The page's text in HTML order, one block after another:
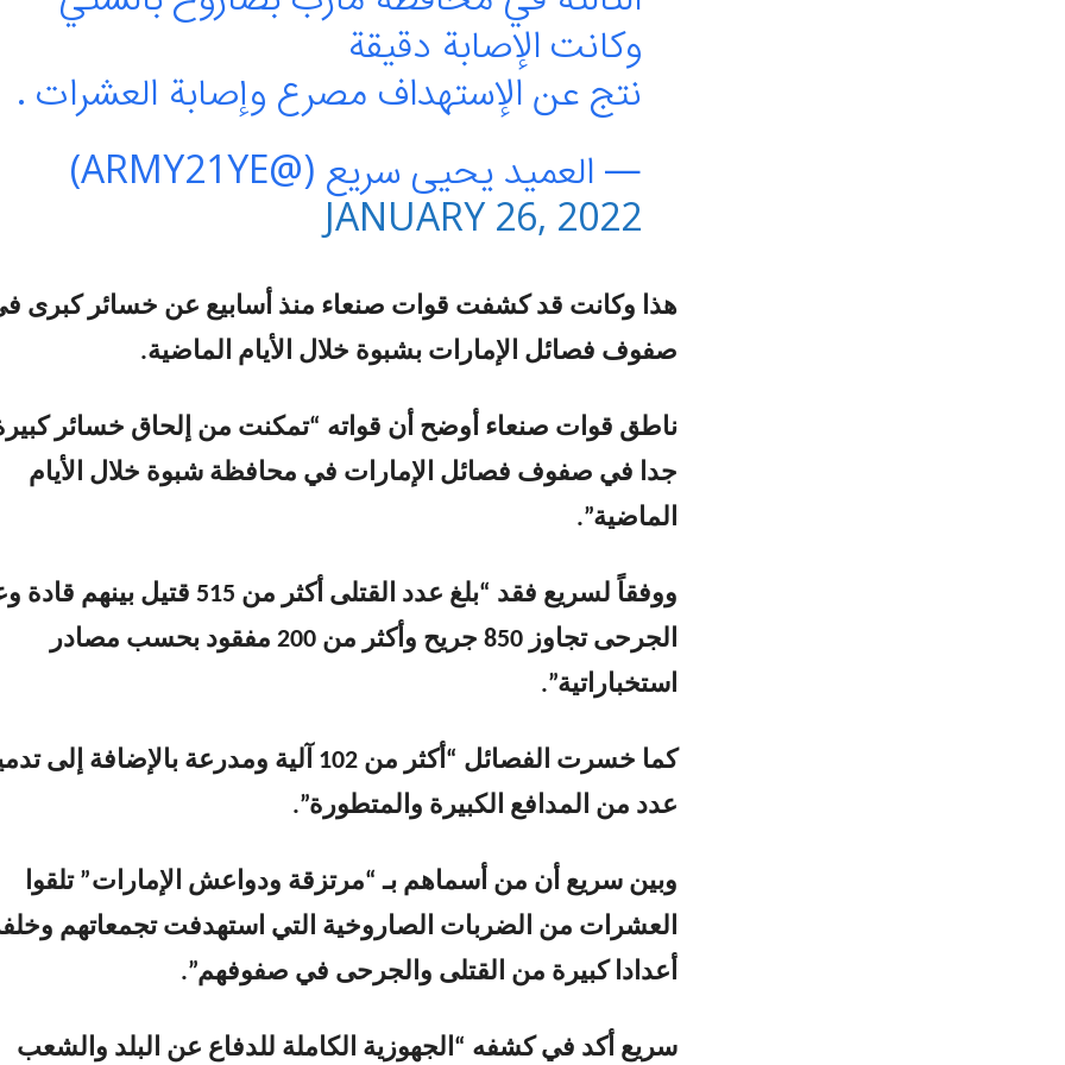
وكانت الإصابة دقيقة
نتج عن الإستهداف مصرع وإصابة العشرات .
— العميد يحيى سريع (@ARMY21YE)
JANUARY 26, 2022
هذا وكانت قد كشفت قوات صنعاء منذ أسابيع عن خسائر كبرى
صفوف فصائل الإمارات بشبوة خلال الأيام الماضية.
ناطق قوات صنعاء أوضح أن قواته “تمكنت من إلحاق خسائر
جدا في صفوف فصائل الإمارات في محافظة شبوة خلال الأيام
الماضية”.
ووفقاً لسريع فقد “بلغ عدد القتلى أكثر من 515 قتيل
الجرحى تجاوز 850 جريح وأكثر من 200 مفقود بحسب مصادر
استخباراتية”.
كما خسرت الفصائل “أكثر من 102 آلية ومدرعة بالإضافة إلى
عدد من المدافع الكبيرة والمتطورة”.
وبين سريع أن من أسماهم بـ “مرتزقة ودواعش الإمارات” تلقوا
العشرات من الضربات الصاروخية التي استهدفت تجمعاتهم
أعدادا كبيرة من القتلى والجرحى في صفوفهم”.
سريع أكد في كشفه “الجهوزية الكاملة للدفاع عن البلد والشعب